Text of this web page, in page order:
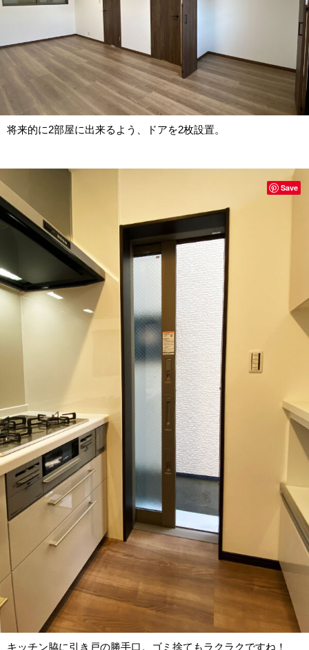
将来的に2部屋に出来るよう、ドアを2枚設置。
キッチン脇に引き戸の勝手口。ゴミ捨てもラクラクですね！
Save